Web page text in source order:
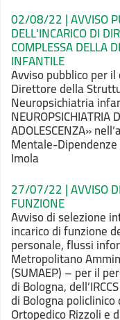
02/08/22 | AVVISO
DELL'INCARICO DI
COMPLESSA DELLA
INFANTILE
Avviso pubblico per
Direttore della
Neuropsichiatria
NEUROPSICHIATRIA
ADOLESCENZA»
Mentale-Dipendenze
Imola
27/07/22 | AVVISO
FUNZIONE
Avviso di selezione
incarico di funzione
personale, flussi
Metropolitano
(SUMAEP) – per il
di Bologna,
di Bologna policlinico
Ortopedico Rizzoli e